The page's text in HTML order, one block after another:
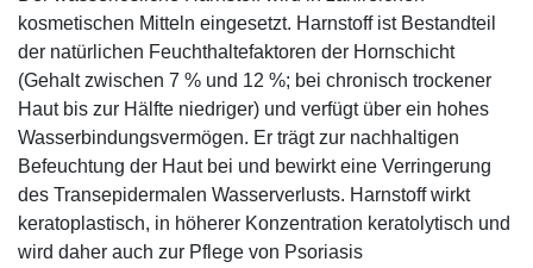
kosmetischen Mitteln eingesetzt. Harnstoff ist Bestandteil
der natürlichen Feuchthaltefaktoren der Hornschicht
(Gehalt zwischen 7 % und 12 %; bei chronisch trockener
Haut bis zur Hälfte niedriger) und verfügt über ein hohes
Wasserbindungsvermögen. Er trägt zur nachhaltigen
Befeuchtung der Haut bei und bewirkt eine Verringerung
des Transepidermalen Wasserverlusts. Harnstoff wirkt
keratoplastisch, in höherer Konzentration keratolytisch und
wird daher auch zur Pflege von Psoriasis